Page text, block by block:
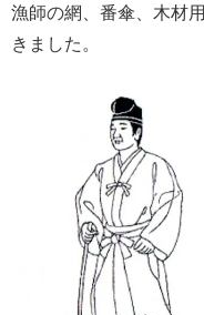
漁師の網、番傘、木材
きました。